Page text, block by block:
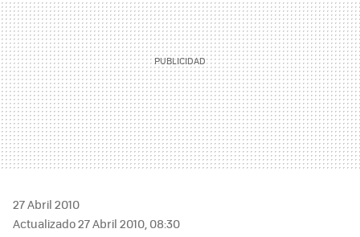
27 Abril 2010
Actualizado 27 Abril 2010, 08:30